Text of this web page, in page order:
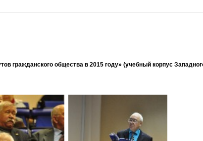
гражданского общества в 2015 году» (учебный корпус